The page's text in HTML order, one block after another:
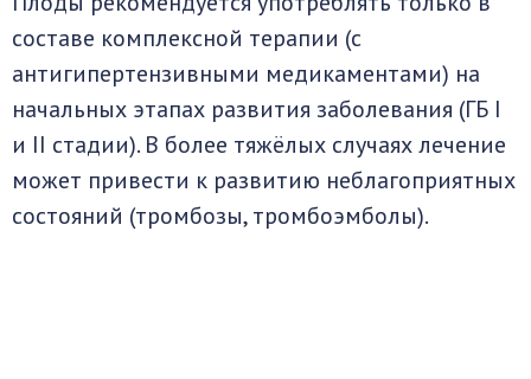
составе комплексной терапии (с
антигипертензивными медикаментами) на
начальных этапах развития заболевания (ГБ I
и II стадии). В более тяжёлых случаях лечение
может привести к развитию неблагоприятных
состояний (тромбозы, тромбоэмболы).